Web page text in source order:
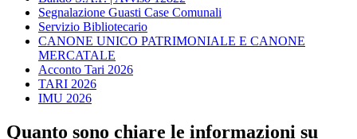
Segnalazione Guasti Case Comunali
Servizio Bibliotecario
CANONE UNICO PATRIMONIALE E CANONE
MERCATALE
Acconto Tari 2026
TARI 2026
IMU 2026
Quanto sono chiare le informazioni su